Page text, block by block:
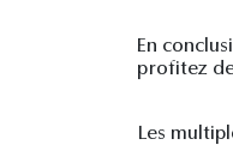
En
profitez
Les